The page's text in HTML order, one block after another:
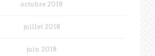
octobre 2018
juillet 2018
juin 2018